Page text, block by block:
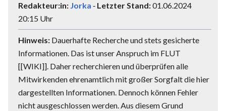
Redakteur:in: Jorka ‐ Letzter Stand:01.06.2024
20:15 Uhr
Hinweis: Dauerhafte Recherche und stets gesicherte
Informationen. Das ist unser Anspruch im FLUT
[[WIKI]]. Daher recherchieren und überprüfen alle
Mitwirkenden ehrenamtlich mit großer Sorgfalt die hier
dargestellten Informationen. Dennoch können Fehler
nicht ausgeschlossen werden. Aus diesem Grund